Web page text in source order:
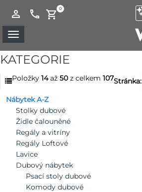
0
KATEGORIE
Položky 14až 50 z celkem 107Stránka:
Nábytek A-Z
Stolky dubové
Židle čalouněné
Regály a vitríny
Regály Loftové
Lavice
Dubový nábytek
Psací stoly dubové
Komody dubové